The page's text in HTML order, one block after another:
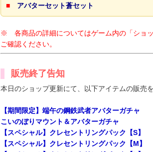
■ アバターセット蒼セット
※ 各商品の詳細についてはゲーム内の「ショ
ご確認ください。
販売終了告知
本日のショップ更新にて、以下アイテムの販売
【期間限定】端午の鋼鉄武者アバターガチャ
こいのぼりマウント＆アバターガチャ
【スペシャル】クレセントリングパック【S】
【スペシャル】クレセントリングパック【M】